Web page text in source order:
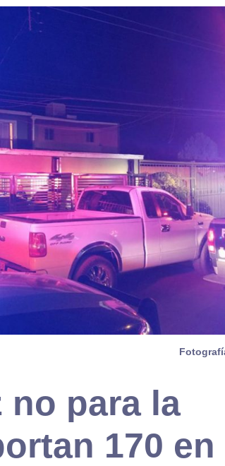
no para la
170 en